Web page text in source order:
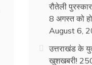
रौतेली
8 अगस्त को
August 6,
उत्तराखंड के
खुशखबरी!